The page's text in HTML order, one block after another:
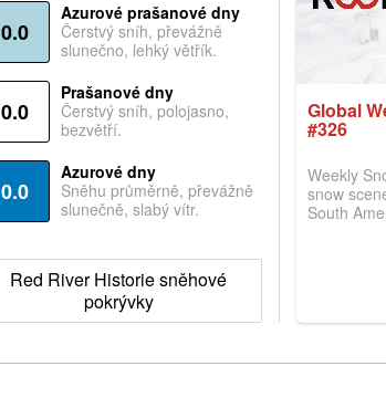
0.0
Azurové prašanové dny
Čerstvý sníh, převážně
slunečno, lehký větřík.
0.0
Prašanové dny
Čerstvý sníh, polojasno,
bezvětří.
0.0
Azurové dny
Sněhu průměrně, převážně
slunečně, slabý vítr.
Red River Historie sněhové
pokrývky
Global
#326
Weekly
snow
South
2026,
two